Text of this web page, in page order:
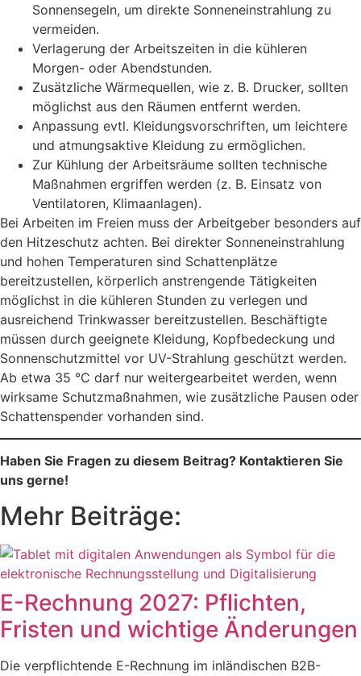
Sonnensegeln, um direkte Sonneneinstrahlung zu
vermeiden.
Verlagerung der Arbeitszeiten in die kühleren
Morgen- oder Abendstunden.
Zusätzliche Wärmequellen, wie z. B. Drucker, sollten
möglichst aus den Räumen entfernt werden.
Anpassung evtl. Kleidungsvorschriften, um leichtere
und atmungsaktive Kleidung zu ermöglichen.
Zur Kühlung der Arbeitsräume sollten technische
Maßnahmen ergriffen werden (z. B. Einsatz von
Ventilatoren, Klimaanlagen).
Bei Arbeiten im Freien muss der Arbeitgeber besonders auf
den Hitzeschutz achten. Bei direkter Sonneneinstrahlung
und hohen Temperaturen sind Schattenplätze
bereitzustellen, körperlich anstrengende Tätigkeiten
möglichst in die kühleren Stunden zu verlegen und
ausreichend Trinkwasser bereitzustellen. Beschäftigte
müssen durch geeignete Kleidung, Kopfbedeckung und
Sonnenschutzmittel vor UV-Strahlung geschützt werden.
Ab etwa 35 °C darf nur weitergearbeitet werden, wenn
wirksame Schutzmaßnahmen, wie zusätzliche Pausen oder
Schattenspender vorhanden sind.
Haben Sie Fragen zu diesem Beitrag? Kontaktieren Sie
uns gerne!
Mehr Beiträge:
E-Rechnung 2027: Pflichten,
Fristen und wichtige Änderungen
Die verpflichtende E-Rechnung im inländischen B2B-